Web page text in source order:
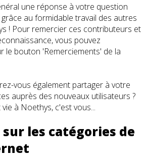
une réponse à votre question
au formidable travail des autres
! Pour remercier ces contributeurs et
vous pouvez
le bouton 'Remerciements' de la
vous également partager à votre
auprès des nouveaux utilisateurs ?
à Noethys, c'est vous...
les catégories de